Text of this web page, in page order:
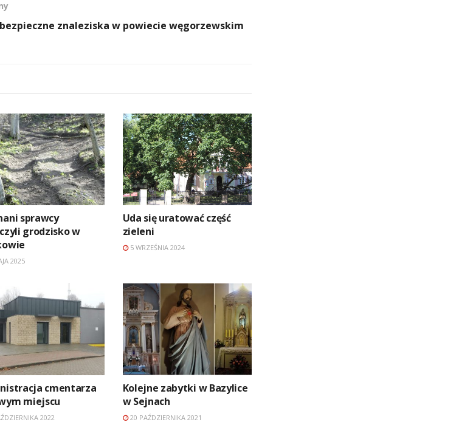
znaleziska w powiecie węgorzewskim
sprawcy
grodzisko w
2025
Uda się uratować część
zieleni
5 WRZEŚNIA 2024
cmentarza
miejscu
2022
Kolejne zabytki w Bazylice
w Sejnach
20 PAŹDZIERNIKA 2021